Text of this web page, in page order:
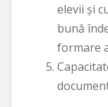
elevii şi
bună
formare